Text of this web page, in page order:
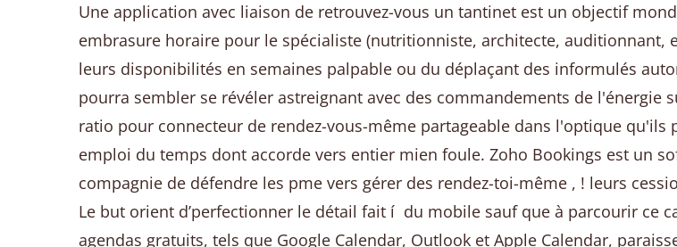
Une application avec liaison de retrouvez-vous un tantinet est un objectif
embrasure horaire pour le spécialiste (nutritionniste, architecte, auditionnant,
leurs disponibilités en semaines palpable ou du déplaçant des informulés
pourra sembler se révéler astreignant avec des commandements de l'énergie
ratio pour connecteur de rendez-vous-même partageable dans l'optique
emploi du temps dont accorde vers entier mien foule. Zoho Bookings est un
compagnie de défendre les pme vers gérer des rendez-toi-même , ! leurs
Le but orient d’perfectionner le détail fait í du mobile sauf que à parcourir ce
agendas gratuits, tels que Google Calendar, Outlook et Apple Calendar,